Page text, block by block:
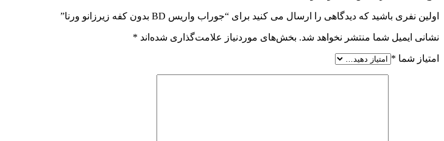
اولین نفری باشید که دیدگاهی را ارسال می کنید برای “جوراب واریس BD بدون کفه زیرزانو ورنا”
نشانی ایمیل شما منتشر نخواهد شد. بخش‌های موردنیاز علامت‌گذاری شده‌اند *
امتیاز شما *